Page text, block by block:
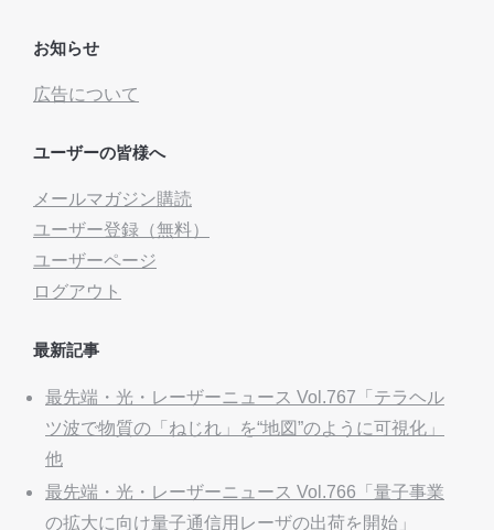
お知らせ
広告について
ユーザーの皆様へ
メールマガジン購読
ユーザー登録（無料）
ユーザーページ
ログアウト
最新記事
最先端・光・レーザーニュース Vol.767「テラヘル
ツ波で物質の「ねじれ」を“地図”のように可視化」
他
最先端・光・レーザーニュース Vol.766「量子事業
の拡大に向け量子通信用レーザの出荷を開始」